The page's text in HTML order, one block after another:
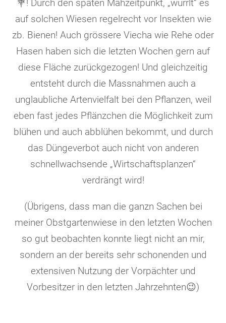
💐! Durch den späten Mähzeitpunkt, „wurrlt“ es
auf solchen Wiesen regelrecht vor Insekten wie
zb. Bienen! Auch grössere Viecha wie Rehe oder
Hasen haben sich die letzten Wochen gern auf
diese Fläche zurückgezogen! Und gleichzeitig
entsteht durch die Massnahmen auch a
unglaubliche Artenvielfalt bei den Pflanzen, weil
eben fast jedes Pflänzchen die Möglichkeit zum
blühen und auch abblühen bekommt, und durch
das Düngeverbot auch nicht von anderen
schnellwachsende „Wirtschaftsplanzen“
verdrängt wird!
(Übrigens, dass man die ganzn Sachen bei
meiner Obstgartenwiese in den letzten Wochen
so gut beobachten konnte liegt nicht an mir,
sondern an der bereits sehr schonenden und
extensiven Nutzung der Vorpächter und
Vorbesitzer in den letzten Jahrzehnten😉)